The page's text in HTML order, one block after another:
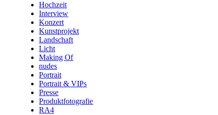
Hochzeit
Interview
Konzert
Kunstprojekt
Landschaft
Licht
Making Of
nudes
Portrait
Portrait & VIPs
Presse
Produktfotografie
RA4